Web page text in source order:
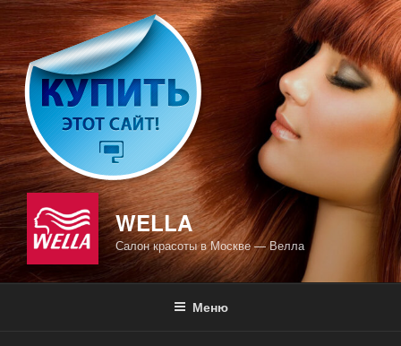
Перейти
к
содержимому
WELLA
Салон красоты в Москве — Велла
Меню